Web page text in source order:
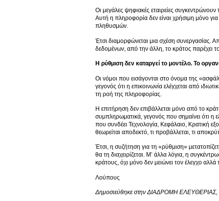
Οι μεγάλες ψηφιακές εταιρείες
Αυτή η πληροφορία δεν είναι χρήσιμη μόνο για
πληθυσμών.
Έτσι διαμορφώνεται μια σχέση συνεργασίας.
δεδομένων, από την άλλη, το κράτος παρέχει το
Η ρύθμιση δεν καταργεί το μοντέλο. Το
Οι νόμοι που εισάγονται στο όνομα της
γεγονός ότι η επικοινωνία ελέγχεται από
τη ροή της πληροφορίας.
Η επιτήρηση δεν επιβάλλεται μόνο από το
συμπληρωματικά, γεγονός που σημαίνει ότι η
που συνδέει Τεχνολογία, Κεφάλαιο, Κρατική
θεωρείται αποδεκτό, τι προβάλλεται, τι
Έτσι, η συζήτηση για τη «ρύθμιση»
θα τη διαχειρίζεται. Μ’ άλλα λόγια, η
κράτους, όχι μόνο δεν μειώνει τον έλεγχο
Λούπους
Δημοσιεύθηκε στην ΔΙΑΔΡΟΜΗ ΕΛΕΥΘΕΡΙΑΣ,